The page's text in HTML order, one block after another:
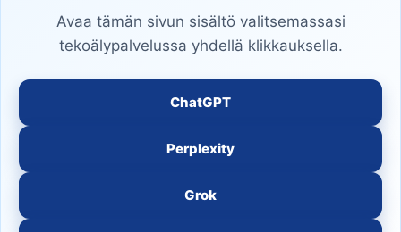
Avaa tämän sivun sisältö valitsemassasi
tekoälypalvelussa yhdellä klikkauksella.
ChatGPT
Perplexity
Grok